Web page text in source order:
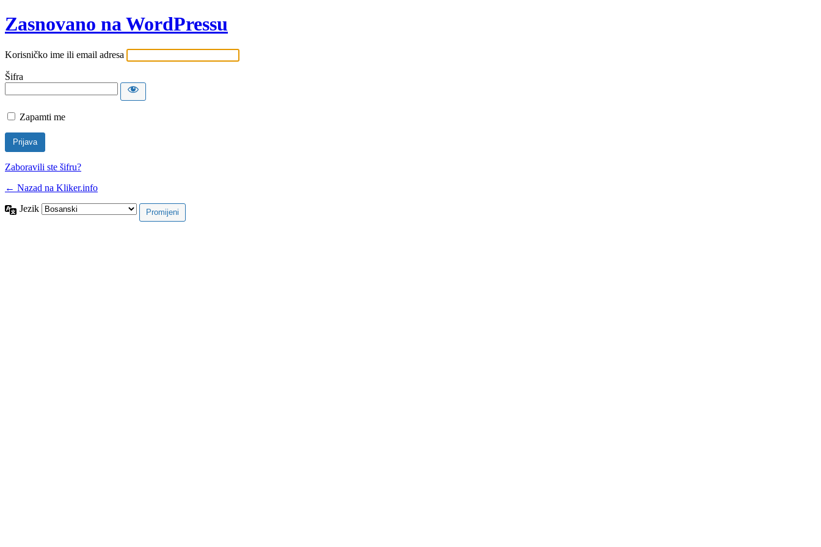
Zasnovano na WordPressu
Korisničko ime ili email adresa
Šifra
Zapamti me
Zaboravili ste šifru?
← Nazad na Kliker.info
Jezik